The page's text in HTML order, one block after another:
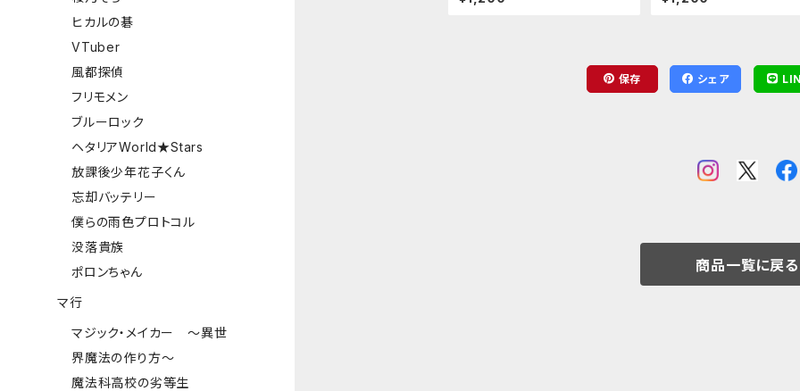
～そのに～】アクリルスタン
保存 シェア
商品一覧に戻る
ヒカルの碁
VTuber
風都探偵
フリモメン
ブルーロック
ヘタリアWorld★Stars
放課後少年花子くん
忘却バッテリー
僕らの雨色プロトコル
没落貴族
ポロンちゃん
マ行
マジック・メイカー ～異世
界魔法の作り方～
魔法科高校の劣等生